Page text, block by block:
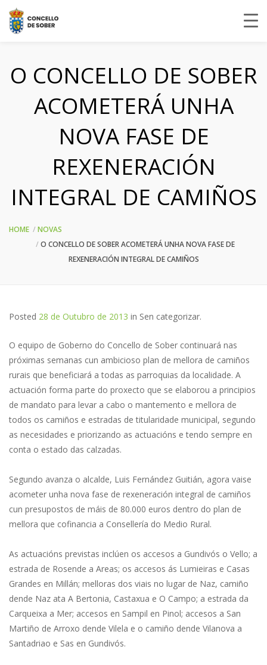
O CONCELLO DE SOBER
ACOMETERÁ UNHA
NOVA FASE DE
REXENERACIÓN
INTEGRAL DE CAMIÑOS
HOME
NOVAS
O CONCELLO DE SOBER ACOMETERÁ UNHA NOVA FASE DE
REXENERACIÓN INTEGRAL DE CAMIÑOS
Posted 28 de Outubro de 2013 in Sen categorizar.
O equipo de Goberno do Concello de Sober continuará nas
próximas semanas cun ambicioso plan de mellora de camiños
rurais que beneficiará a todas as parroquias da localidade. A
actuación forma parte do proxecto que se elaborou a principios
de mandato para levar a cabo o mantemento e mellora de
todos os camiños e estradas de titularidade municipal, segundo
as necesidades e priorizando as actuacións e tendo sempre en
conta o estado das calzadas.
Segundo avanza o alcalde, Luis Fernández Guitián, agora vaise
acometer unha nova fase de rexeneración integral de camiños
cun presupostos de máis de 80.000 euros dentro do plan de
mellora que cofinancia a Consellería do Medio Rural.
As actuacións previstas inclúen os accesos a Gundivós o Vello; a
estrada de Rosende a Areas; os accesos ás Lumieiras e Casas
Grandes en Millán; melloras dos viais no lugar de Naz, camiño
dende Naz ata A Bertonia, Castaxua e O Campo; a estrada da
Carqueixa a Mer; accesos en Sampil en Pinol; accesos a San
Martiño de Arroxo dende Vilela e o camiño dende Vilanova a
Santadriao e Sas en Gundivós.